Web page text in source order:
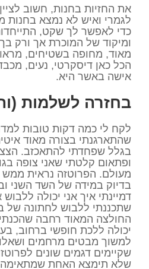
את החזיות בחנות, חשוב
לגמרי ואיש לא נמצא בחנות
כדי לאפשר לך שקט,
ומיקוד של המוכרת אך ורק
מאוד, מחופה בשטיחים,
הכל כאן דיסקרטי, נעים,
אישה באשר היא.
בחזרה לשלמות
לקח לי כמה דקות טובות
שהתארגנתי בצורה מאוד
בגלל שפחדתי להתאכזב.
ופתאום קלטתי שאני צופה
מעולם. הפרוטזה נראית ממש
בדיוק במידה של השד השני
דמיינתי איך אני יכולה
שתכננתי ללבוש לחתונה של
החולצה המאוד רחבה
יכולה ללכת חופשי ברחוב,
למשוך מבטים מרחמים
שקיימים דגמים שונים
שלא תימצא האחת שמתאימה